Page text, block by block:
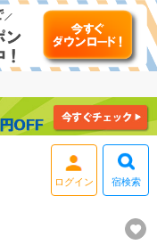
会員登録 宿検索